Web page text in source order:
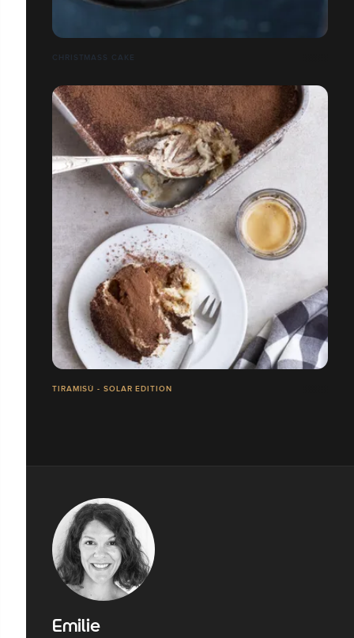
CHRISTMASS CAKE
TIRAMISÙ - SOLAR EDITION
Emilie